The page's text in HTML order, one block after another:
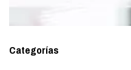
Categorías